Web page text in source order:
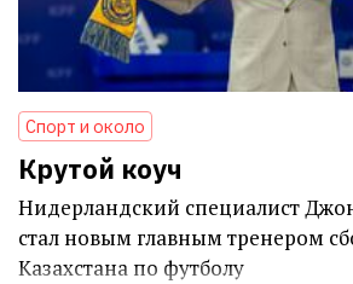
Спорт и около
Крутой коуч
Нидерландский специалист
стал новым главным тренером
Казахстана по футболу